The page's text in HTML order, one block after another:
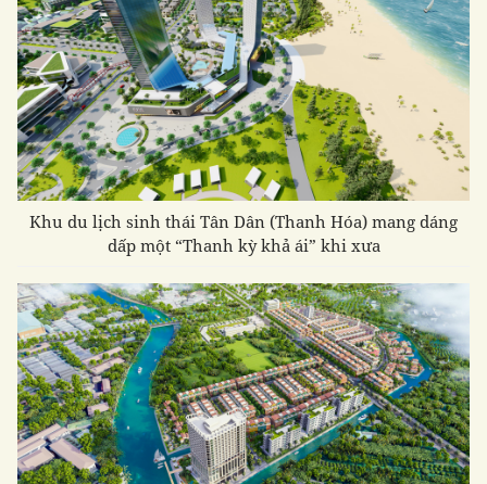
Khu du lịch sinh thái Tân Dân (Thanh Hóa) mang dáng
dấp một “Thanh kỳ khả ái” khi xưa